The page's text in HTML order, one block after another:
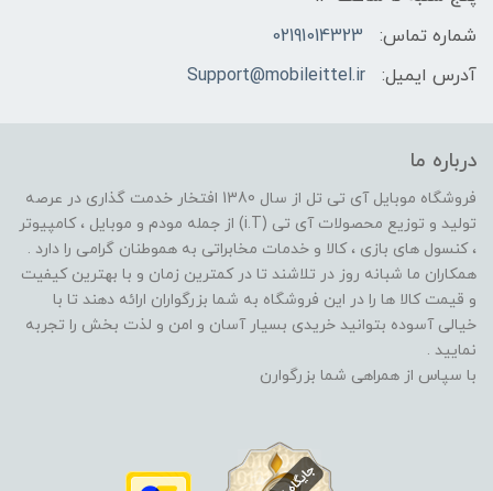
شماره تماس:
02191014323
آدرس ایمیل:
Support@mobileittel.ir
درباره ما
فروشگاه موبایل آی تی تل از سال 1380 افتخار خدمت گذاری در عرصه
تولید و توزیع محصولات آی تی (i.T) از جمله مودم و موبایل ، کامپیوتر
، کنسول های بازی ، کالا و خدمات مخابراتی به هموطنان گرامی را دارد .
همکاران ما شبانه روز در تلاشند تا در کمترین زمان و با بهترین کیفیت
و قیمت کالا ها را در این فروشگاه به شما بزرگواران ارائه دهند تا با
خیالی آسوده بتوانید خریدی بسیار آسان و امن و لذت بخش را تجربه
نمایید .
با سپاس از همراهی شما بزرگوارن